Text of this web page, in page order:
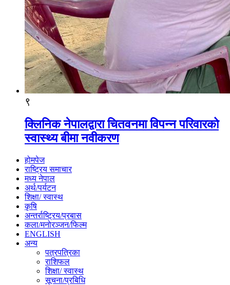
९
क्लिनिक नेपालद्वारा चितवनमा विपन्न परिवारको
स्वास्थ्य बीमा नवीकरण
होमपेज
राष्ट्रिय समाचार
मध्य नेपाल
अर्थ/पर्यटन
शिक्षा/ स्वास्थ
कृषि
अन्तर्राष्ट्रिय/प्रबास
कला/मनोरञ्जन/फिल्म
ENGLISH
अन्य
पत्रपत्रिका
राशिफल
शिक्षा/ स्वास्थ
सूचना/प्रबिधि